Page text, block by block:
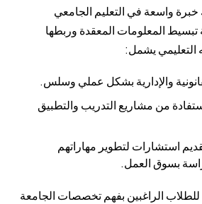
خبرة واسعة في التعليم الجامعي
تبسيط المعلومات المعقدة وربطها
التعليمي يشمل:
والإدارية بشكل عملي وسلس.
من مشاريع التدريب والتطبيق
استشارات لتطوير مهاراتهم
بسوق العمل.
للطلاب الراغبين بفهم تخصصات الجامعة